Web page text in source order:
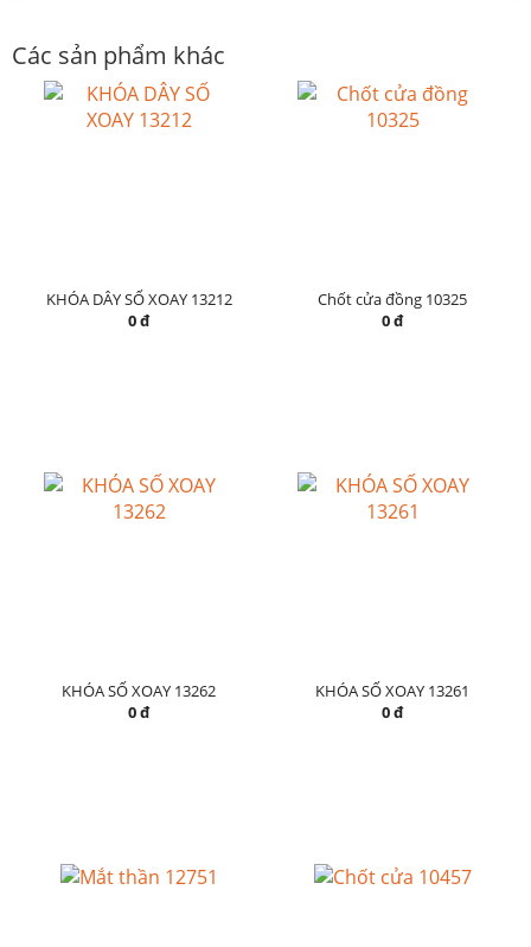
Các sản phẩm khác
KHÓA DÂY SỐ XOAY 13212
0 đ
Chốt cửa đồng 10325
0 đ
KHÓA SỐ XOAY 13262
0 đ
KHÓA SỐ XOAY 13261
0 đ